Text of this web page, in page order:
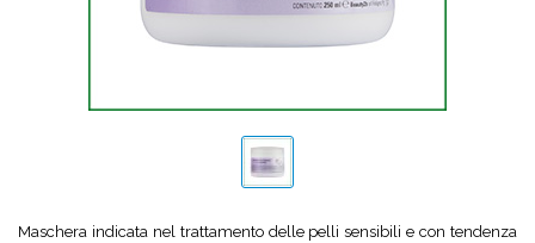
Maschera indicata nel trattamento delle pelli sensibili e con tendenza